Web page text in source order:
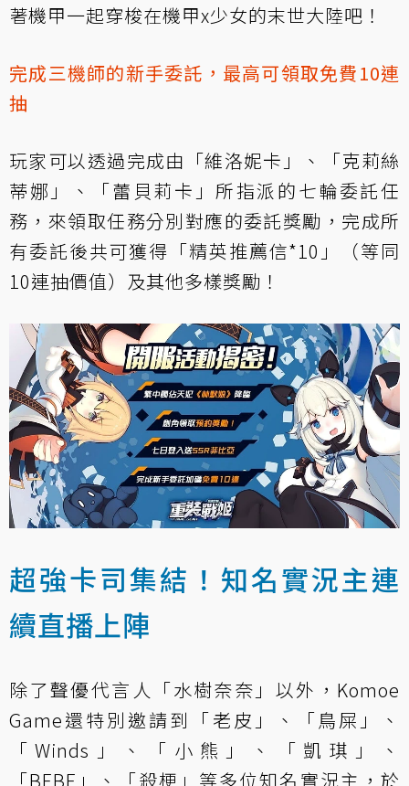
著機甲一起穿梭在機甲x少女的末世大陸吧！
完成三機師的新手委託，最高可領取免費10連
抽
玩家可以透過完成由「維洛妮卡」、「克莉絲
蒂娜」、「蕾貝莉卡」所指派的七輪委託任
務，來領取任務分別對應的委託獎勵，完成所
有委託後共可獲得「精英推薦信*10」（等同
10連抽價值）及其他多樣獎勵！
超強卡司集結！知名實況主連
續直播上陣
除了聲優代言人「水樹奈奈」以外，Komoe
Game還特別邀請到「老皮」、「鳥屎」、
「Winds」、「小熊」、「凱琪」、
「BEBE」、「殺梗」等多位知名實況主，於